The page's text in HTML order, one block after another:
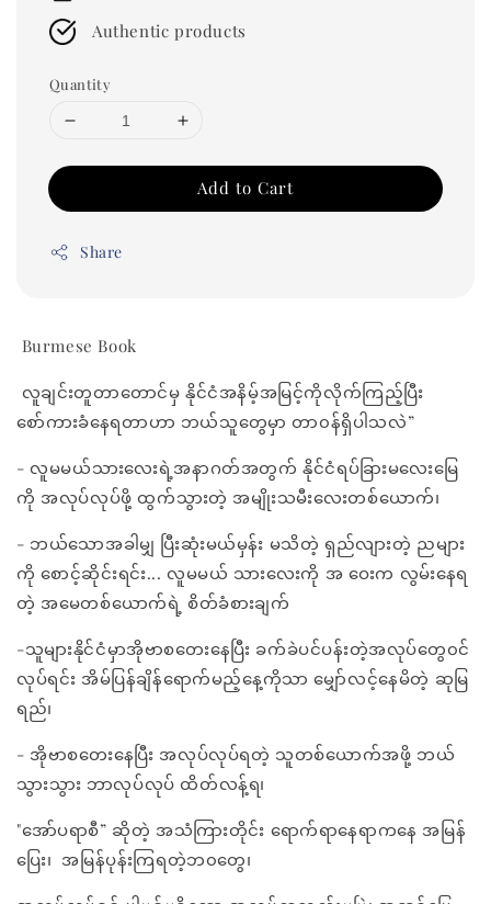
Authentic products
Quantity
Add to Cart
Share
Burmese Book
လူချင်းတူတာတောင်မှ နိုင်ငံအနိမ့်အမြင့်ကိုလိုက်ကြည့်ပြီး
စော်ကားခံနေရတာဟာ ဘယ်သူတွေမှာ တာ၀န်ရှိပါသလဲ”
- လူမမယ်သားလေးရဲ့အနာဂတ်အတွက် နိုင်ငံရပ်ခြားမလေးမြေ
ကို အလုပ်လုပ်ဖို့ ထွက်သွားတဲ့ အမျိုးသမီးလေးတစ်‌ယောက်၊
- ဘယ်သောအခါမျှ ပြီးဆုံးမယ်မှန်း မသိတဲ့ ရှည်လျားတဲ့ ညများ
ကို စောင့်ဆိုင်းရင်း... လူမမယ် သားလေးကို အ‌ ဝေးက လွမ်းနေရ
တဲ့ အမေတစ်ယောက်ရဲ့ စိတ်ခံစားချက်
-သူများနိုင်ငံမှာအိုဗာစတေးနေပြီး ခက်ခဲပင်ပန်းတဲ့အလုပ်တွေ၀င်
လုပ်ရင်း အိမ်ပြန်ချိန်ရောက်မည့်နေ့ကိုသာ မျှော်လင့်နေမိတဲ့ ဆုမြ
ရည်၊
- အိုဗာစတေးနေပြီး အလုပ်လုပ်ရတဲ့ သူတစ်ယောက်အဖို့ ဘယ်
သွားသွား ဘာလုပ်လုပ် ထိတ်လန့်ရ၊
"အော်ပရာစီ” ဆိုတဲ့ အသံကြားတိုင်း ရောက်ရာနေရာကနေ အမြန်
ပြေး၊ အမြန်ပုန်းကြရတဲ့ဘ၀တွေ၊